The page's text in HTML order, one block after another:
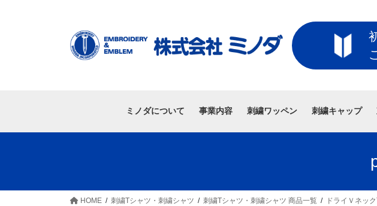
ミノダについて 事業内容 刺繍ワッペン 刺繍キャップ
HOME 刺繍Tシャツ・刺繍シャツ 刺繍Tシャツ・刺繍シャツ 商品一覧 ドライＶネッ